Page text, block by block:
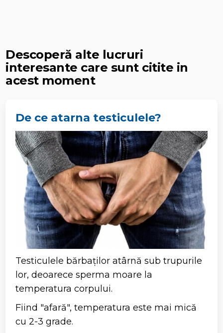
Descoperă alte lucruri
interesante care sunt citite in
acest moment
De ce atarna testiculele?
Testiculele bărbaților atârnă sub trupurile
lor, deoarece sperma moare la
temperatura corpului.
Fiind "afară", temperatura este mai mică
cu 2-3 grade.